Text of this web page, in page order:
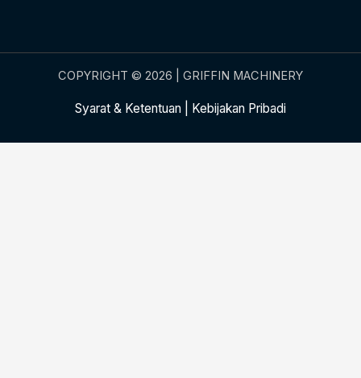
COPYRIGHT © 2026 | GRIFFIN MACHINERY
Syarat & Ketentuan Kebijakan Pribadi